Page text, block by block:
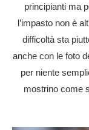
principianti ma
l’impasto non è
difficoltà sta
anche con le foto
per niente
mostrino come